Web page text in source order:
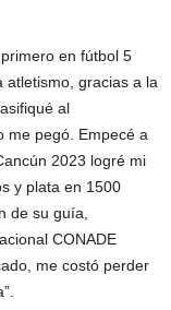
en fútbol 5
atletismo, gracias a la
al
me pegó. Empecé a
2023 logré mi
y plata en 1500
de su guía,
CONADE
me costó perder